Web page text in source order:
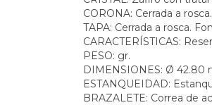
CORONA: Cerrada a rosca.
TAPA: Cerrada a rosca.
CARACTERÍSTICAS:
PESO: gr.
DIMENSIONES: Ø 42.80
ESTANQUEIDAD:
BRAZALETE: Correa de